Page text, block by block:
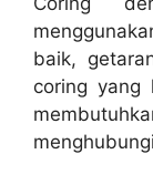
baik,
coring yang